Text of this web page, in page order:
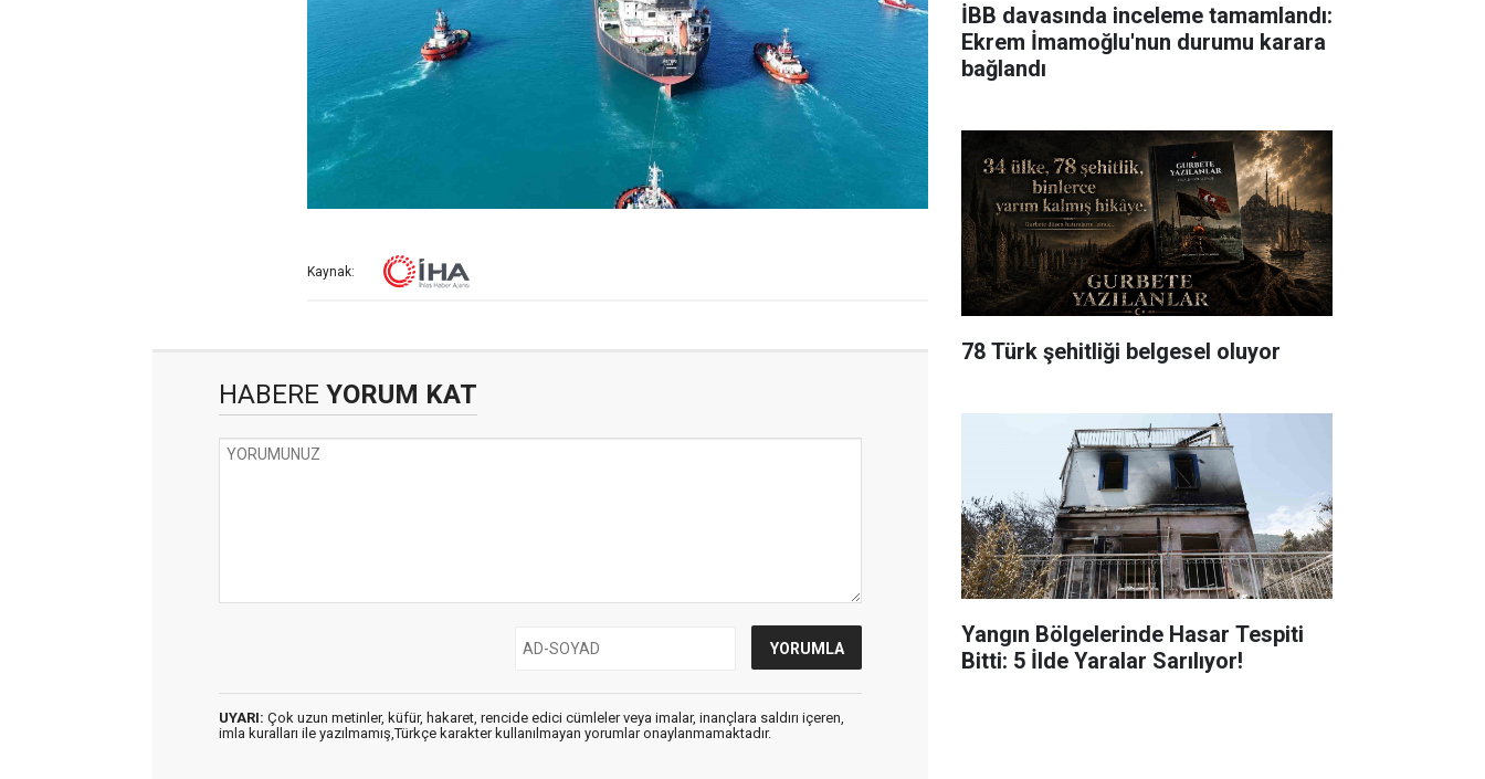
Kaynak:
HABERE YORUM KAT
UYARI: Çok uzun metinler, küfür, hakaret, rencide edici cümleler veya imalar, inançlara saldırı içeren,
imla kuralları ile yazılmamış,Türkçe karakter kullanılmayan yorumlar onaylanmamaktadır.
İBB davasında inceleme tamamlandı:
Ekrem İmamoğlu'nun durumu karara
bağlandı
78 Türk şehitliği belgesel oluyor
Yangın Bölgelerinde Hasar Tespiti
Bitti: 5 İlde Yaralar Sarılıyor!